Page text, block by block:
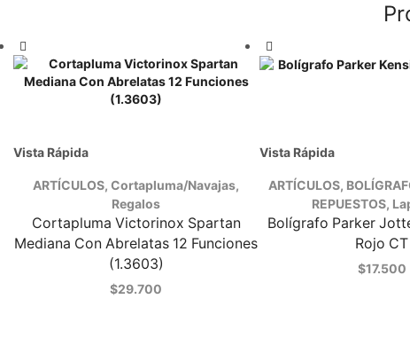
Vista Rápida
ARTÍCULOS,Cortapluma/Navajas,
Regalos
Cortapluma Victorinox Spartan
Mediana Con Abrelatas 12 Funciones
(1.3603)
$29.700
Vista Rápida
ARTÍCULOS,
REPUESTOS,
Bolígrafo Parker
Rojo CT
$17.500